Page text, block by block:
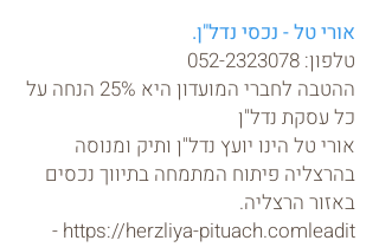
אורי טל - נכסי נדל"ן.
טלפון: 052-2323078
ההטבה לחברי המועדון היא 25% הנחה על
כל עסקת נדל"ן
אורי טל הינו יועץ נדל"ן ותיק ומנוסה
בהרצליה פיתוח המתמחה בתיווך נכסים
באזור הרצליה.
https://herzliya-pituach.comleadit -